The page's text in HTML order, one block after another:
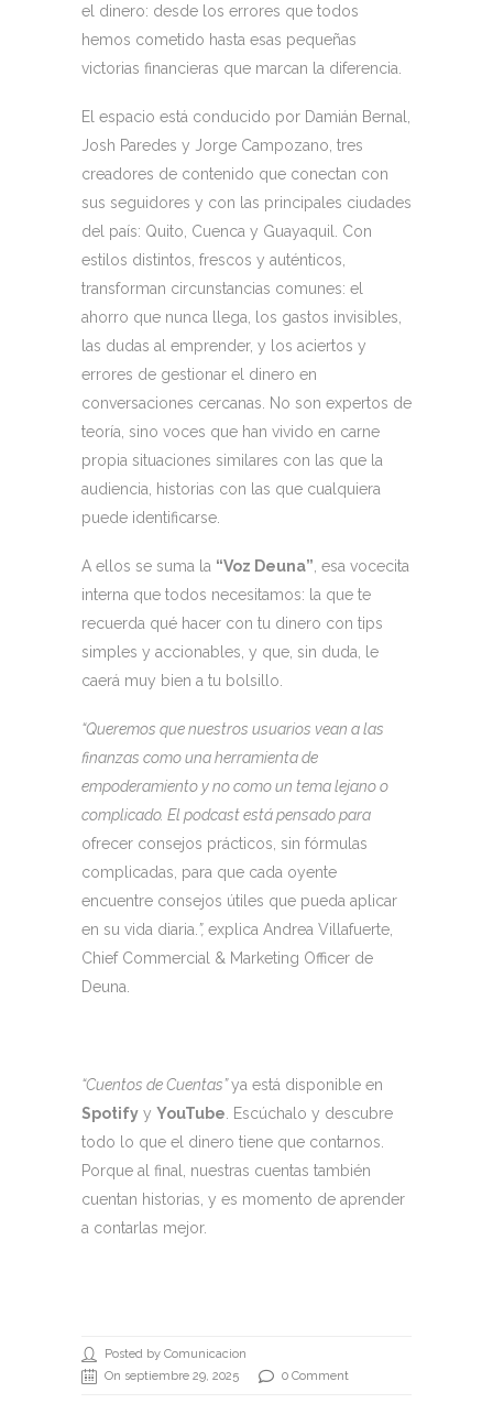
el dinero: desde los errores que todos
hemos cometido hasta esas pequeñas
victorias financieras que marcan la diferencia.
El espacio está conducido por Damián Bernal,
Josh Paredes y Jorge Campozano, tres
creadores de contenido que conectan con
sus seguidores y con las principales ciudades
del país: Quito, Cuenca y Guayaquil. Con
estilos distintos, frescos y auténticos,
transforman circunstancias comunes: el
ahorro que nunca llega, los gastos invisibles,
las dudas al emprender, y los aciertos y
errores de gestionar el dinero en
conversaciones cercanas. No son expertos de
teoría, sino voces que han vivido en carne
propia situaciones similares con las que la
audiencia, historias con las que cualquiera
puede identificarse.
A ellos se suma la “Voz Deuna” , esa vocecita
interna que todos necesitamos: la que te
recuerda qué hacer con tu dinero con tips
simples y accionables, y que, sin duda, le
caerá muy bien a tu bolsillo.
“Queremos que nuestros usuarios vean a las
finanzas como una herramienta de
empoderamiento y no como un tema lejano o
complicado. El podcast está pensado para
ofrecer consejos prácticos, sin fórmulas
complicadas, para que cada oyente
encuentre consejos útiles que pueda aplicar
en su vida diaria.”, explica Andrea Villafuerte,
Chief Commercial & Marketing Officer de
Deuna.
“Cuentos de Cuentas”ya está disponible en
Spotify y YouTube . Escúchalo y descubre
todo lo que el dinero tiene que contarnos.
Porque al final, nuestras cuentas también
cuentan historias, y es momento de aprender
a contarlas mejor.
Posted by Comunicacion
On septiembre 29, 2025
0 Comment